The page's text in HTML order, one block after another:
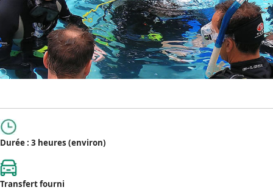
Durée : 3 heures (environ)
Transfert fourni